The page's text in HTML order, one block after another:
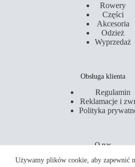
Używamy plików cookie, aby zapewnić
Rowery
Części
Akcesoria
Odzież
Wyprzedaż
Obsługa klienta
Regulamin
Reklamacje i
Polityka
O nas
Kontakt